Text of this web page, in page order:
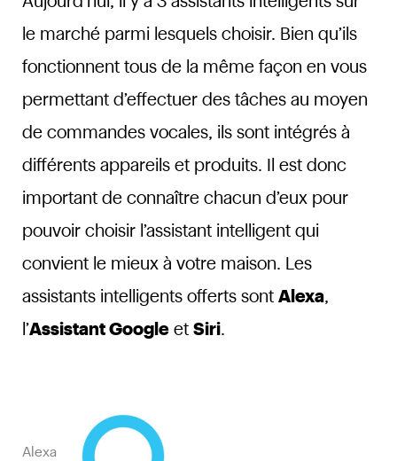
le marché parmi lesquels choisir. Bien qu’ils
fonctionnent tous de la même façon en vous
permettant d’effectuer des tâches au moyen
de commandes vocales, ils sont intégrés à
différents appareils et produits. Il est donc
important de connaître chacun d’eux pour
pouvoir choisir l’assistant intelligent qui
convient le mieux à votre maison. Les
assistants intelligents offerts sont Alexa,
l’Assistant Googleet Siri.
Alexa